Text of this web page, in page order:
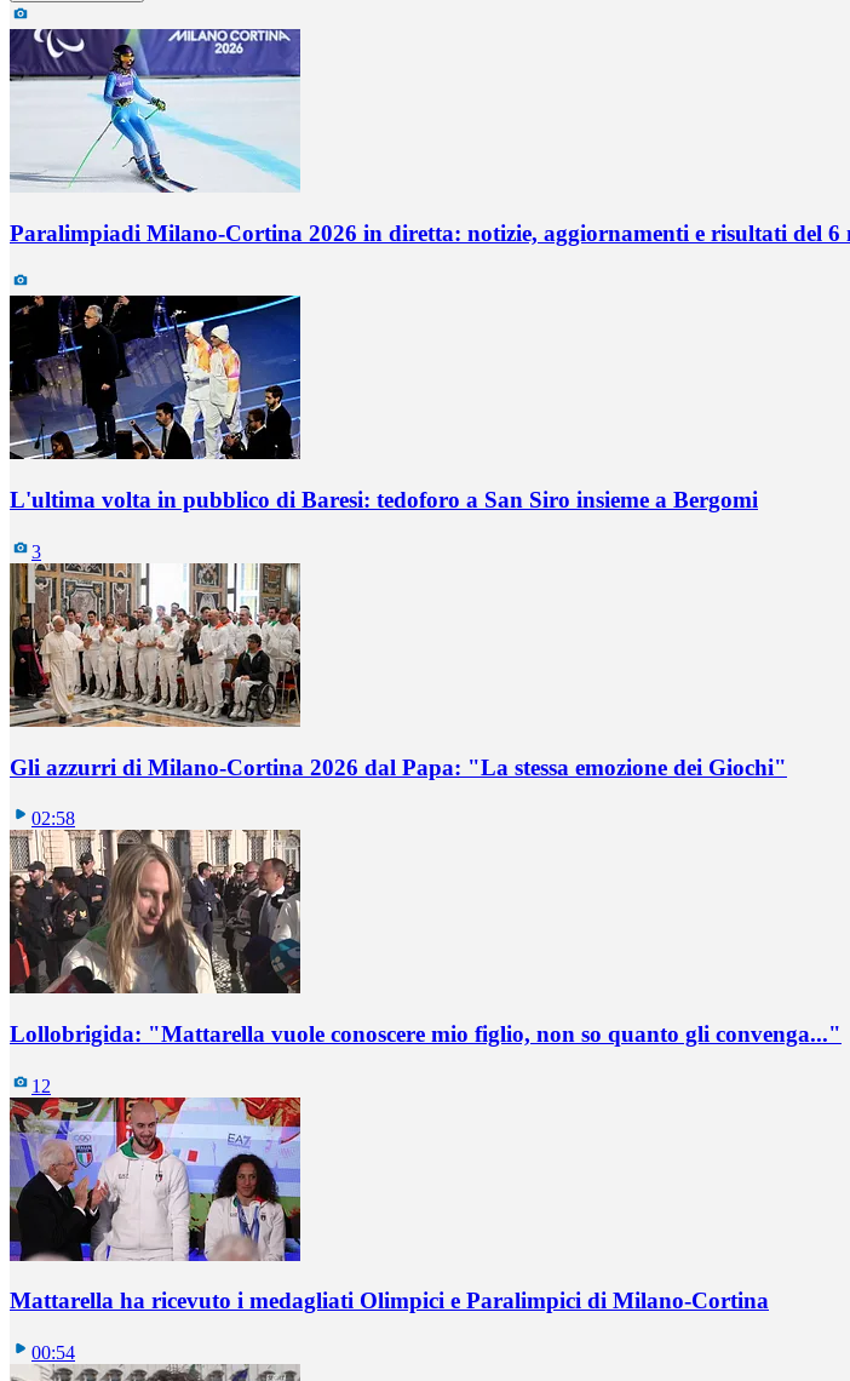
Paralimpiadi Milano-Cortina 2026 in diretta: notizie, aggiornamenti e risultati del 6
L'ultima volta in pubblico di Baresi: tedoforo a San Siro insieme a Bergomi
3
Gli azzurri di Milano-Cortina 2026 dal Papa: "La stessa emozione dei Giochi"
02:58
Lollobrigida: "Mattarella vuole conoscere mio figlio, non so quanto gli convenga..."
12
Mattarella ha ricevuto i medagliati Olimpici e Paralimpici di Milano-Cortina
00:54